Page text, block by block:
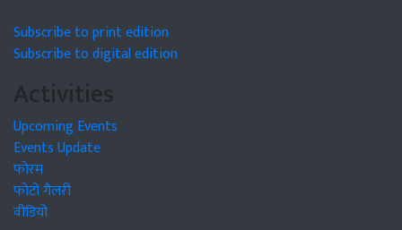
Subscribe to print edition
Subscribe to digital edition
Activities
Upcoming Events
Events Update
फोरम
फोटो गैलरी
वीडियो